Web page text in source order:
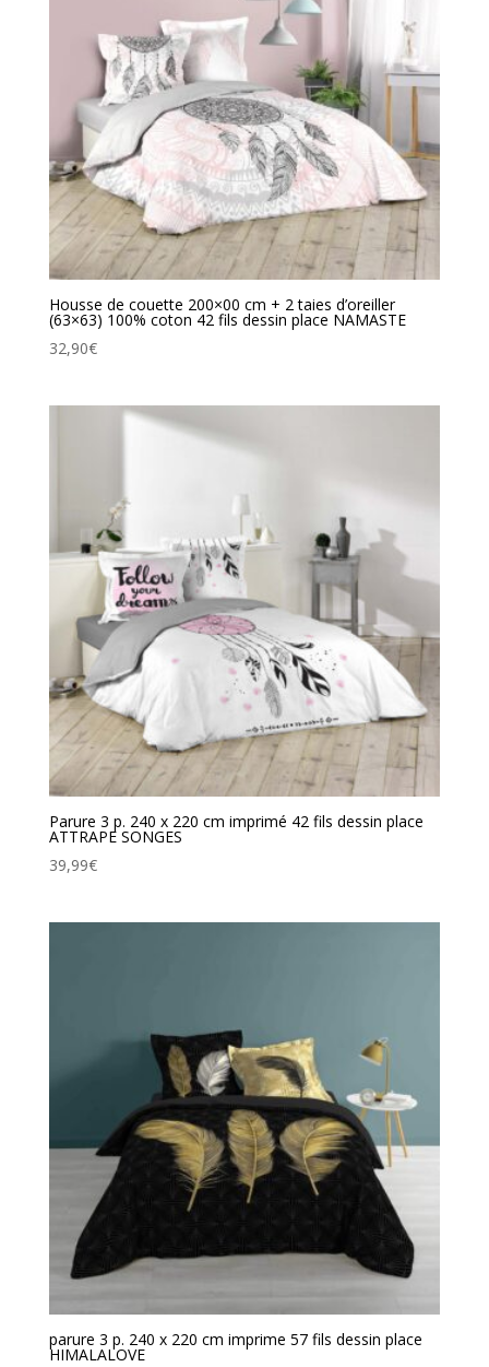
Housse de couette 200×00 cm + 2 taies d’oreiller
(63×63) 100% coton 42 fils dessin place NAMASTE
32,90€
Parure 3 p. 240 x 220 cm imprimé 42 fils dessin place
ATTRAPE SONGES
39,99€
parure 3 p. 240 x 220 cm imprime 57 fils dessin place
HIMALALOVE